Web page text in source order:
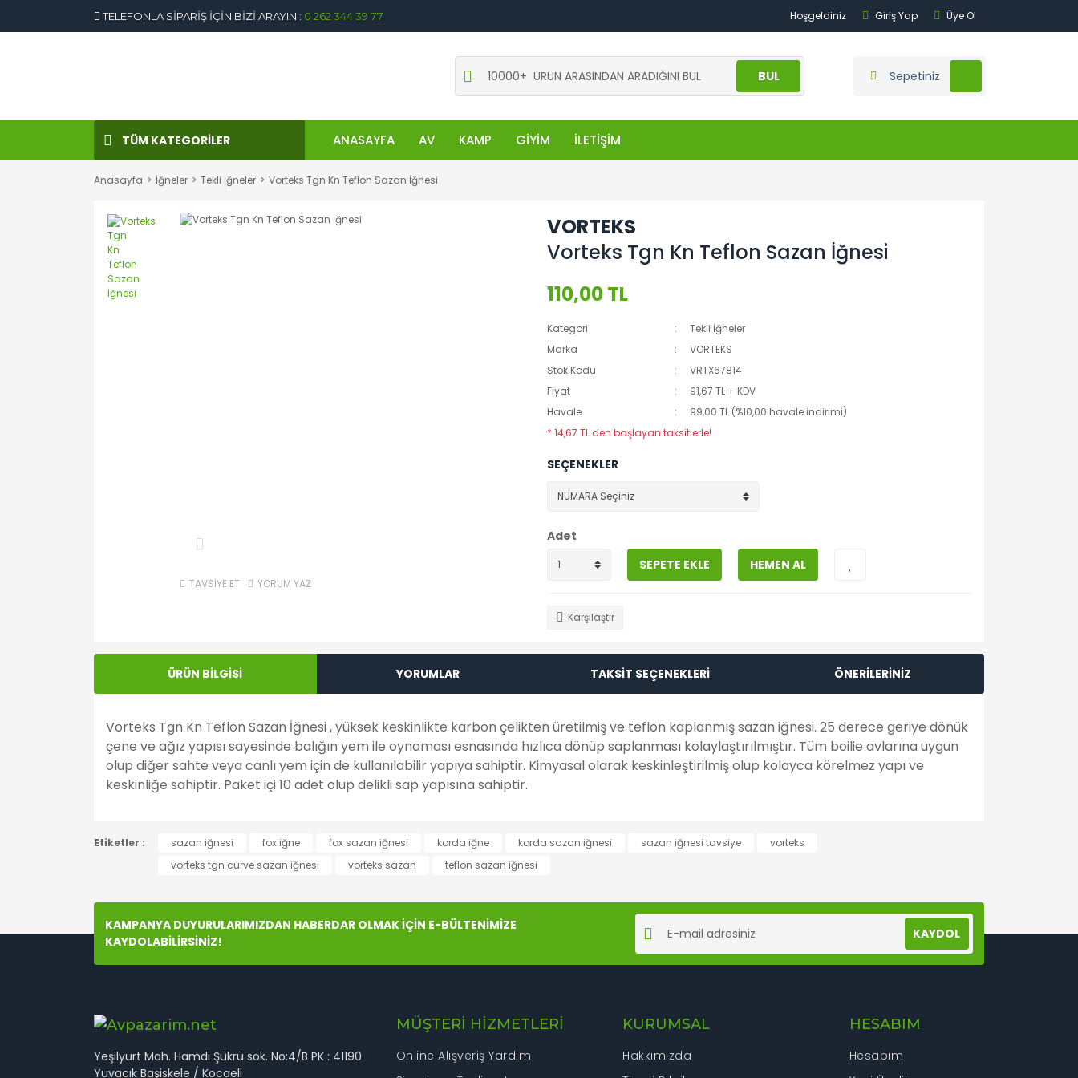
TELEFONLA SİPARİŞ İÇİN BİZİ ARAYIN : 0 262 344 39 77 Hoşgeldiniz Giriş Yap Üye Ol
BUL Sepetiniz
TÜM KATEGORİLER ANASAYFA AV KAMP GİYİM İLETİŞİM
Anasayfa İğneler Tekli İğneler Vorteks Tgn Kn Teflon Sazan İğnesi
TAVSİYE ET YORUM YAZ
VORTEKS
Vorteks Tgn Kn Teflon Sazan İğnesi
110,00 TL
Kategori
Tekli İğneler
Marka
VORTEKS
Stok Kodu
VRTX67814
Fiyat
91,67 TL + KDV
Havale
99,00 TL (%10,00 havale indirimi)
* 14,67 TL den başlayan taksitlerle!
SEÇENEKLER
Adet
SEPETE EKLE
HEMEN AL
Karşılaştır
ÜRÜN BİLGİSİ YORUMLAR TAKSİT SEÇENEKLERİ ÖNERİLERİNİZ
Vorteks Tgn Kn Teflon Sazan İğnesi , yüksek keskinlikte karbon çelikten üretilmiş ve teflon kaplanmış sazan iğnesi. 25 derece geriye dönük
çene ve ağız yapısı sayesinde balığın yem ile oynaması esnasında hızlıca dönüp saplanması kolaylaştırılmıştır. Tüm boilie avlarına uygun
olup diğer sahte veya canlı yem için de kullanılabilir yapıya sahiptir. Kimyasal olarak keskinleştirilmiş olup kolayca körelmez yapı ve
keskinliğe sahiptir. Paket içi 10 adet olup delikli sap yapısına sahiptir.
Bu ürüne ilk yorumu siz yapın!
Yorum Yaz
Görüş ve önerileriniz için teşekkür ederiz.
Ürün açıklamasında eksik bilgiler bulunuyor.
Ürün bilgilerinde hatalar bulunuyor.
Etiketler : sazan iğnesi fox iğne fox sazan iğnesi korda iğne korda sazan iğnesi sazan iğnesi tavsiye
vorteks
vorteks tgn curve sazan iğnesi
vorteks sazan teflon sazan iğnesi
KAMPANYA DUYURULARIMIZDAN HABERDAR OLMAK İÇİN E-BÜLTENİMİZE
KAYDOLABİLİRSİNİZ!
KAYDOL
Yeşilyurt Mah. Hamdi Şükrü sok. No:4/B PK : 41190
Yuvacık Başiskele / Kocaeli
MÜŞTERİ HİZMETLERİ
Online Alışveriş Yardım
KURUMSAL
Hakkımızda
HESABIM
Hesabım